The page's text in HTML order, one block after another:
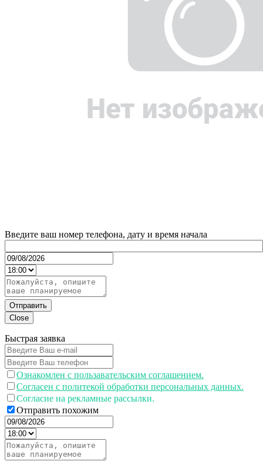
Введите ваш номер телефона, дату и время начала
Отправить
Close
Быстрая заявка
Ознакомлен с пользавательским соглашением.
Согласен с политекой обработки персональных данных.
Согласие на рекламные рассылки.
Отправить похожим